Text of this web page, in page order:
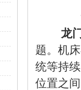
龙
题。机
统等持
位置之